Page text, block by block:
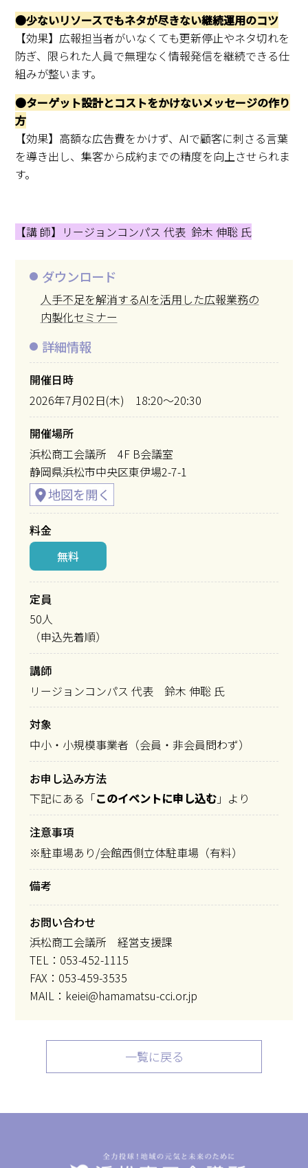
●少ないリソースでもネタが尽きない継続運用のコツ
【効果】広報担当者がいなくても更新停止やネタ切れを
防ぎ、限られた人員で無理なく情報発信を継続できる仕
組みが整います。
●ターゲット設計とコストをかけないメッセージの作り
方
【効果】高額な広告費をかけず、AIで顧客に刺さる言葉
を導き出し、集客から成約までの精度を向上させられま
す。
【講 師】リージョンコンパス 代表 鈴木 伸聡 氏
ダウンロード
人手不足を解消するAIを活用した広報業務の
内製化セミナー
詳細情報
開催日時
2026年7月02日(木) 18:20～20:30
開催場所
浜松商工会議所 4F B会議室
静岡県浜松市中央区東伊場2-7-1
料金
無料
定員
50人
（申込先着順）
講師
リージョンコンパス 代表 鈴木 伸聡 氏
対象
中小・小規模事業者（会員・非会員問わず）
お申し込み方法
下記にある「このイベントに申し込む」より
注意事項
※駐車場あり/会館西側立体駐車場（有料）
備考
お問い合わせ
浜松商工会議所 経営支援課
TEL：053-452-1115
FAX：053-459-3535
MAIL：keiei@hamamatsu-cci.or.jp
一覧に戻る